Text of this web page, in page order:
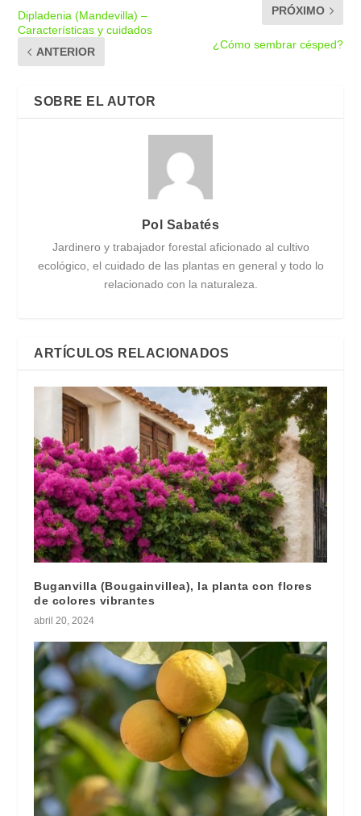
Dipladenia (Mandevilla) –
Características y cuidados
ANTERIOR
PRÓXIMO
¿Cómo sembrar césped?
SOBRE EL AUTOR
Pol Sabatés
Jardinero y trabajador forestal aficionado al cultivo
ecológico, el cuidado de las plantas en general y todo lo
relacionado con la naturaleza.
ARTÍCULOS RELACIONADOS
Buganvilla (Bougainvillea), la planta con flores
de colores vibrantes
abril 20, 2024